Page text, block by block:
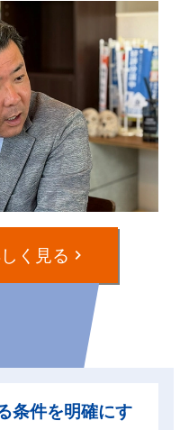
く見る
条件を明確にす